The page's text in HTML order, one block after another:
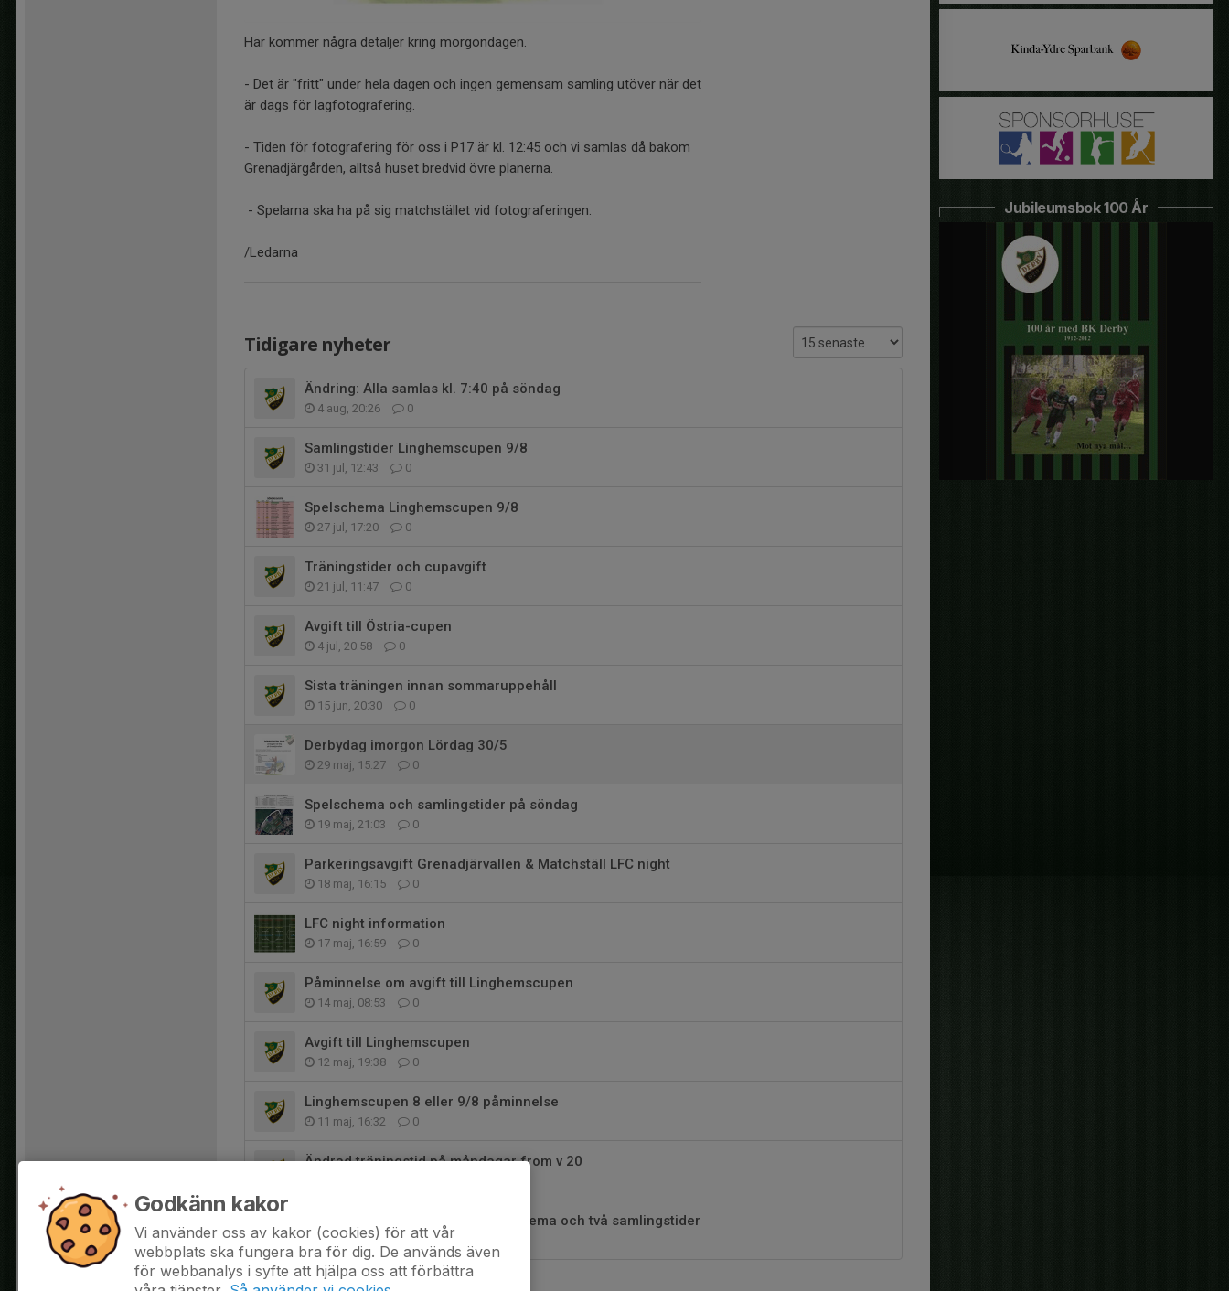
Här kommer några detaljer kring morgondagen.
- Det är "fritt" under hela dagen och ingen gemensam samling utöver när det
är dags för lagfotografering.
- Tiden för fotografering för oss i P17 är kl. 12:45 och vi samlas då bakom
Grenadjärgården, alltså huset bredvid övre planerna.
- Spelarna ska ha på sig matchstället vid fotograferingen.
/Ledarna
Tidigare nyheter
Ändring: Alla samlas kl. 7:40 på söndag
4 aug, 20:26 0
Samlingstider Linghemscupen 9/8
31 jul, 12:43 0
Spelschema Linghemscupen 9/8
27 jul, 17:20 0
Träningstider och cupavgift
21 jul, 11:47 0
Avgift till Östria-cupen
4 jul, 20:58 0
Sista träningen innan sommaruppehåll
15 jun, 20:30 0
Derbydag imorgon Lördag 30/5
29 maj, 15:27 0
Spelschema och samlingstider på söndag
19 maj, 21:03 0
Parkeringsavgift Grenadjärvallen & Matchställ LFC night
18 maj, 16:15 0
LFC night information
17 maj, 16:59 0
Påminnelse om avgift till Linghemscupen
14 maj, 08:53 0
Avgift till Linghemscupen
12 maj, 19:38 0
Linghemscupen 8 eller 9/8 påminnelse
11 maj, 16:32 0
Ändrad träningstid på måndagar from v 20
Sammandrag 9/5 - Ändrat spelschema och två samlingstider
4 maj, 20:59 0
Jubileumsbok 100 År
Godkänn kakor
Vi använder oss av kakor (cookies) för att vår
webbplats ska fungera bra för dig. De används även
för webbanalys i syfte att hjälpa oss att förbättra